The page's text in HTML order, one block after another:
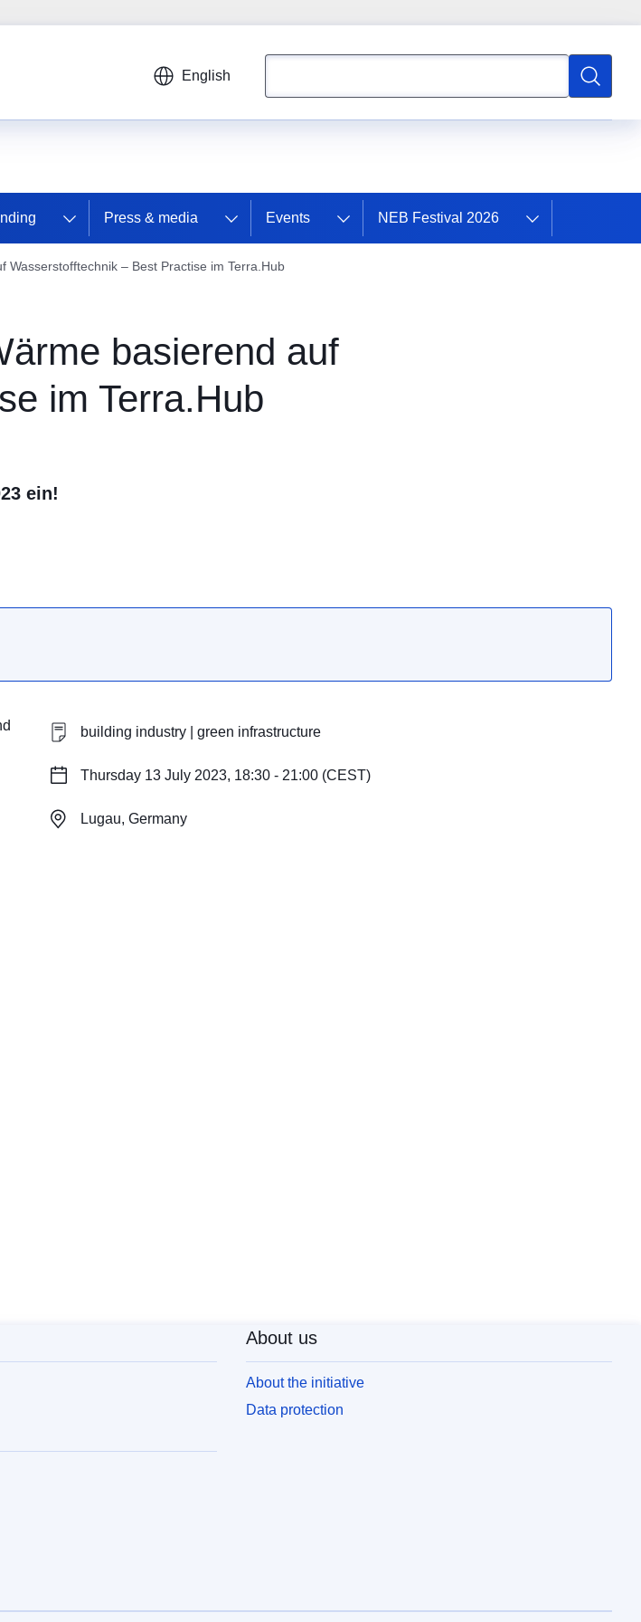
English
Search
Press & media Events NEB Festival 2026
– Best Practise im Terra.Hub
basierend auf
im Terra.Hub
ein!
building industry | green infrastructure
Thursday 13 July 2023, 18:30 - 21:00 (CEST)
Lugau, Germany
About us
About the initiative
Data protection